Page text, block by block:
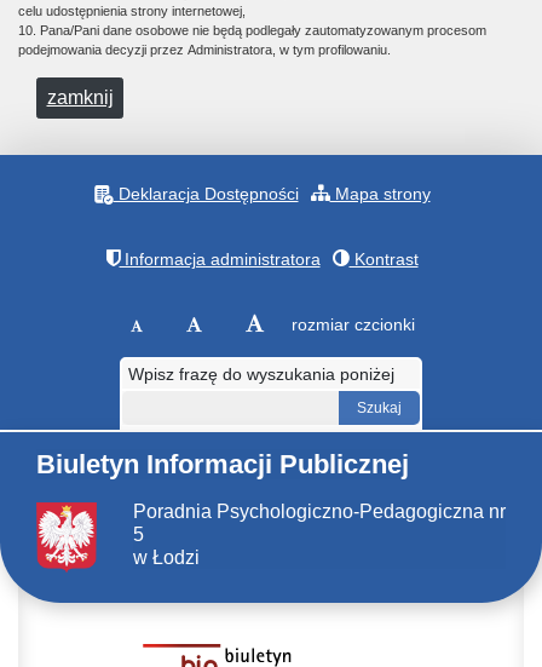
celu udostępnienia strony internetowej,
10. Pana/Pani dane osobowe nie będą podlegały zautomatyzowanym procesom
podejmowania decyzji przez Administratora, w tym profilowaniu.
zamknij
Deklaracja Dostępności Mapa strony
Informacja administratora Kontrast
rozmiar czcionki
Wpisz frazę do wyszukania poniżej
Biuletyn Informacji Publicznej
Poradnia Psychologiczno-Pedagogiczna nr
5
w Łodzi